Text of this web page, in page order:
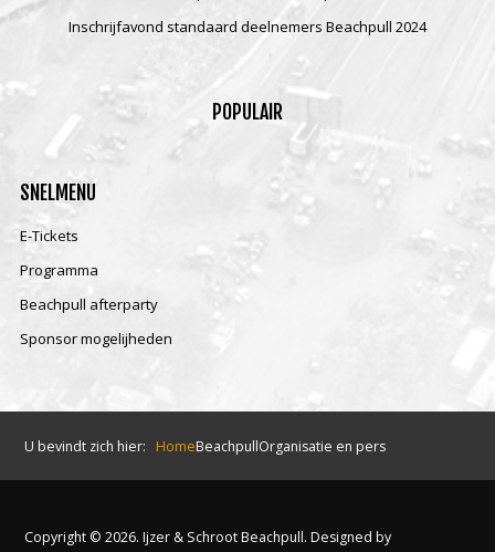
Inschrijfavond standaard deelnemers Beachpull 2024
POPULAIR
SNELMENU
E-Tickets
Programma
Beachpull afterparty
Sponsor mogelijheden
U bevindt zich hier: HomeBeachpullOrganisatie en pers
Copyright © 2026. Ijzer & Schroot Beachpull. Designed by